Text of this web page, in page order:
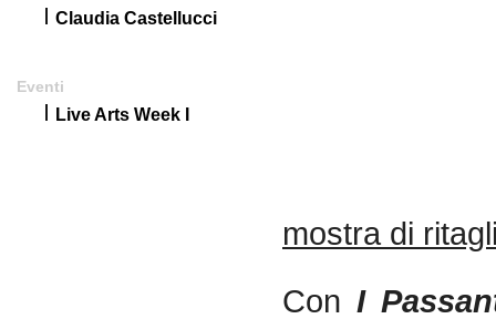
Claudia Castellucci
Eventi
Live Arts Week I
mostra di
Con I